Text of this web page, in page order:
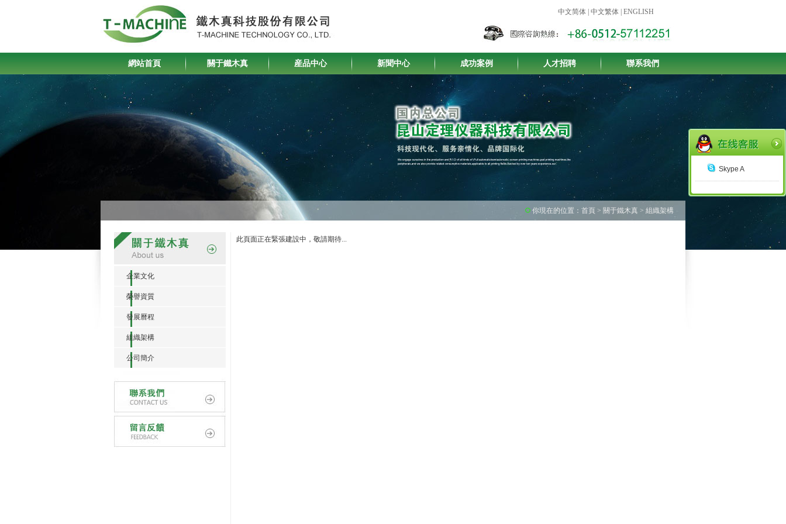
中文简体 中文繁体 ENGLISH
網站首頁 關于鐵木真 産品中心 新聞中心 成功案例 人才招聘 聯系我們
你現在的位置：首頁 > 關于鐵木真 > 組織架構
企業文化
榮譽資質
發展曆程
組織架構
公司簡介
此頁面正在緊張建設中，敬請期待...
Skype A